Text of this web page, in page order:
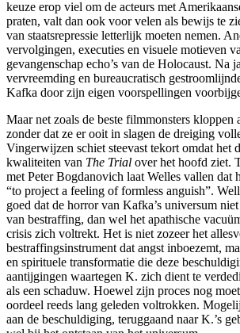
keuze erop viel om de acteurs met
praten, valt dan ook voor velen als bewijs te
van staatsrepressie letterlijk moeten nemen.
vervolgingen, executies en visuele motieven
gevangenschap echo’s van de Holocaust. Na
vervreemding en bureaucratisch
Kafka door zijn eigen voorspellingen
Maar net zoals de beste filmmonsters kloppen
zonder dat ze er ooit in slagen de dreiging
Vingerwijzen schiet steevast tekort omdat het
kwaliteiten van The Trial over het hoofd ziet.
met Peter Bogdanovich laat Welles vallen dat
“to project a feeling of formless anguish”.
goed dat de horror van Kafka’s universum
van bestraffing, dan wel het apathische
crisis zich voltrekt. Het is niet zozeer het
bestraffingsinstrument dat angst inboezemt,
en spirituele transformatie die deze
aantijgingen waartegen K. zich dient te
als een schaduw. Hoewel zijn proces nog
oordeel reeds lang geleden voltrokken.
aan de beschuldiging, teruggaand naar K.’s